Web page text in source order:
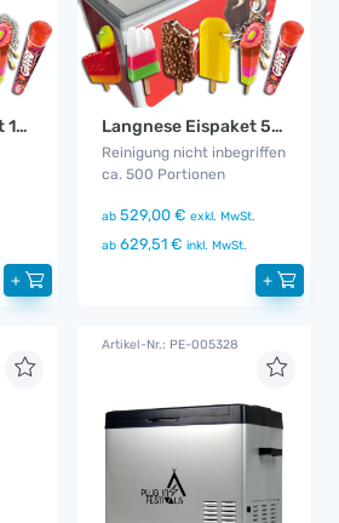
Langnese Eispaket 150
+
Langnese Eispaket 500
Reinigung nicht inbegriffen
ca. 500 Portionen
ab 529,00 € exkl. MwSt.
ab 629,51 € inkl. MwSt.
+
Artikel-Nr.: PE-005328